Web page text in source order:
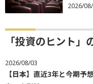
2026/
「投資のヒント
2026/08/03
【日本】直近3年と今期